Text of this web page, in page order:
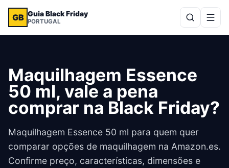
GB Guia Black Friday
PORTUGAL
Maquilhagem Essence
50 ml, vale a pena
comprar na Black Friday?
Maquilhagem Essence 50 ml para quem quer
comparar opções de maquilhagem na Amazon.es.
Confirme preço, características, dimensões e